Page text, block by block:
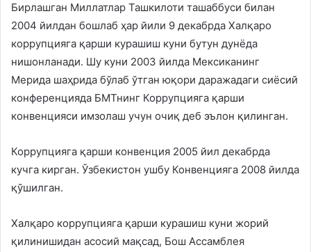
Бирлашган Миллатлар Ташкилоти ташаббуси билан
2004 йилдан бошлаб ҳар йили 9 декабрда Халқаро
коррупцияга қарши курашиш куни бутун дунёда
нишонланади. Шу куни 2003 йилда Мексиканинг
Мерида шаҳрида бўлаб ўтган юқори даражадаги сиёсий
конференцияда БМТнинг Коррупцияга қарши
конвенцияси имзолаш учун очиқ деб эълон қилинган.
Коррупцияга қарши конвенция 2005 йил декабрда
кучга кирган. Ўзбекистон ушбу Конвенцияга 2008 йилда
қўшилган.
Халқаро коррупцияга қарши курашиш куни жорий
қилинишидан асосий мақсад, Бош Ассамблея